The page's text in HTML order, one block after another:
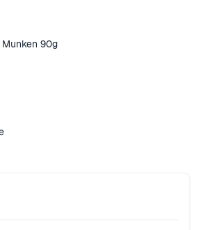
90g